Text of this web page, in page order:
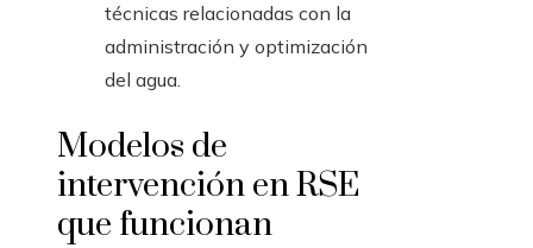
técnicas relacionadas con la
administración y optimización
del agua.
Modelos de
intervención en RSE
que funcionan